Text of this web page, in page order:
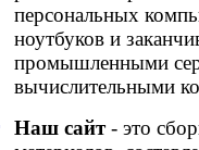
персональных
ноутбуков и
промышленными
вычислительными
Наш сайт- это